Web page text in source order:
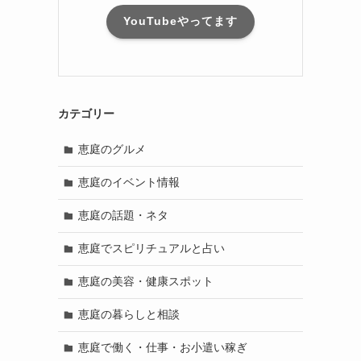
YouTubeやってます
カテゴリー
恵庭のグルメ
恵庭のイベント情報
恵庭の話題・ネタ
恵庭でスピリチュアルと占い
恵庭の美容・健康スポット
恵庭の暮らしと相談
恵庭で働く・仕事・お小遣い稼ぎ